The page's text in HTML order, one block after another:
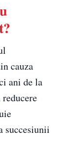
cauza
ani de la
succesiunii